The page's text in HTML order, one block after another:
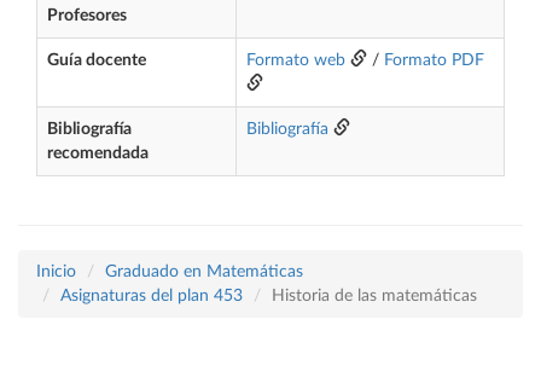
Profesores
Guía docente Formato web / Formato PDF
Bibliografía
recomendada
Bibliografía
Inicio
Graduado en Matemáticas
Asignaturas del plan 453
Historia de las matemáticas